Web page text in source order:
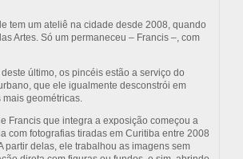
tem um ateliê na cidade desde 2008, quando
Artes. Só um permaneceu – Francis –, com
deste último, os pincéis estão a serviço do
que ele igualmente desconstrói em
mais geométricas.
Francis que integra a exposição começou a
com fotografias tiradas em Curitiba entre 2008
partir delas, ele trabalhou as imagens sem